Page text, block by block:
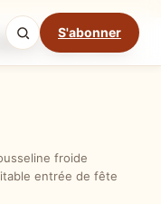
S'abonner
Étapes
Mode cuisine
froide
entrée de fête